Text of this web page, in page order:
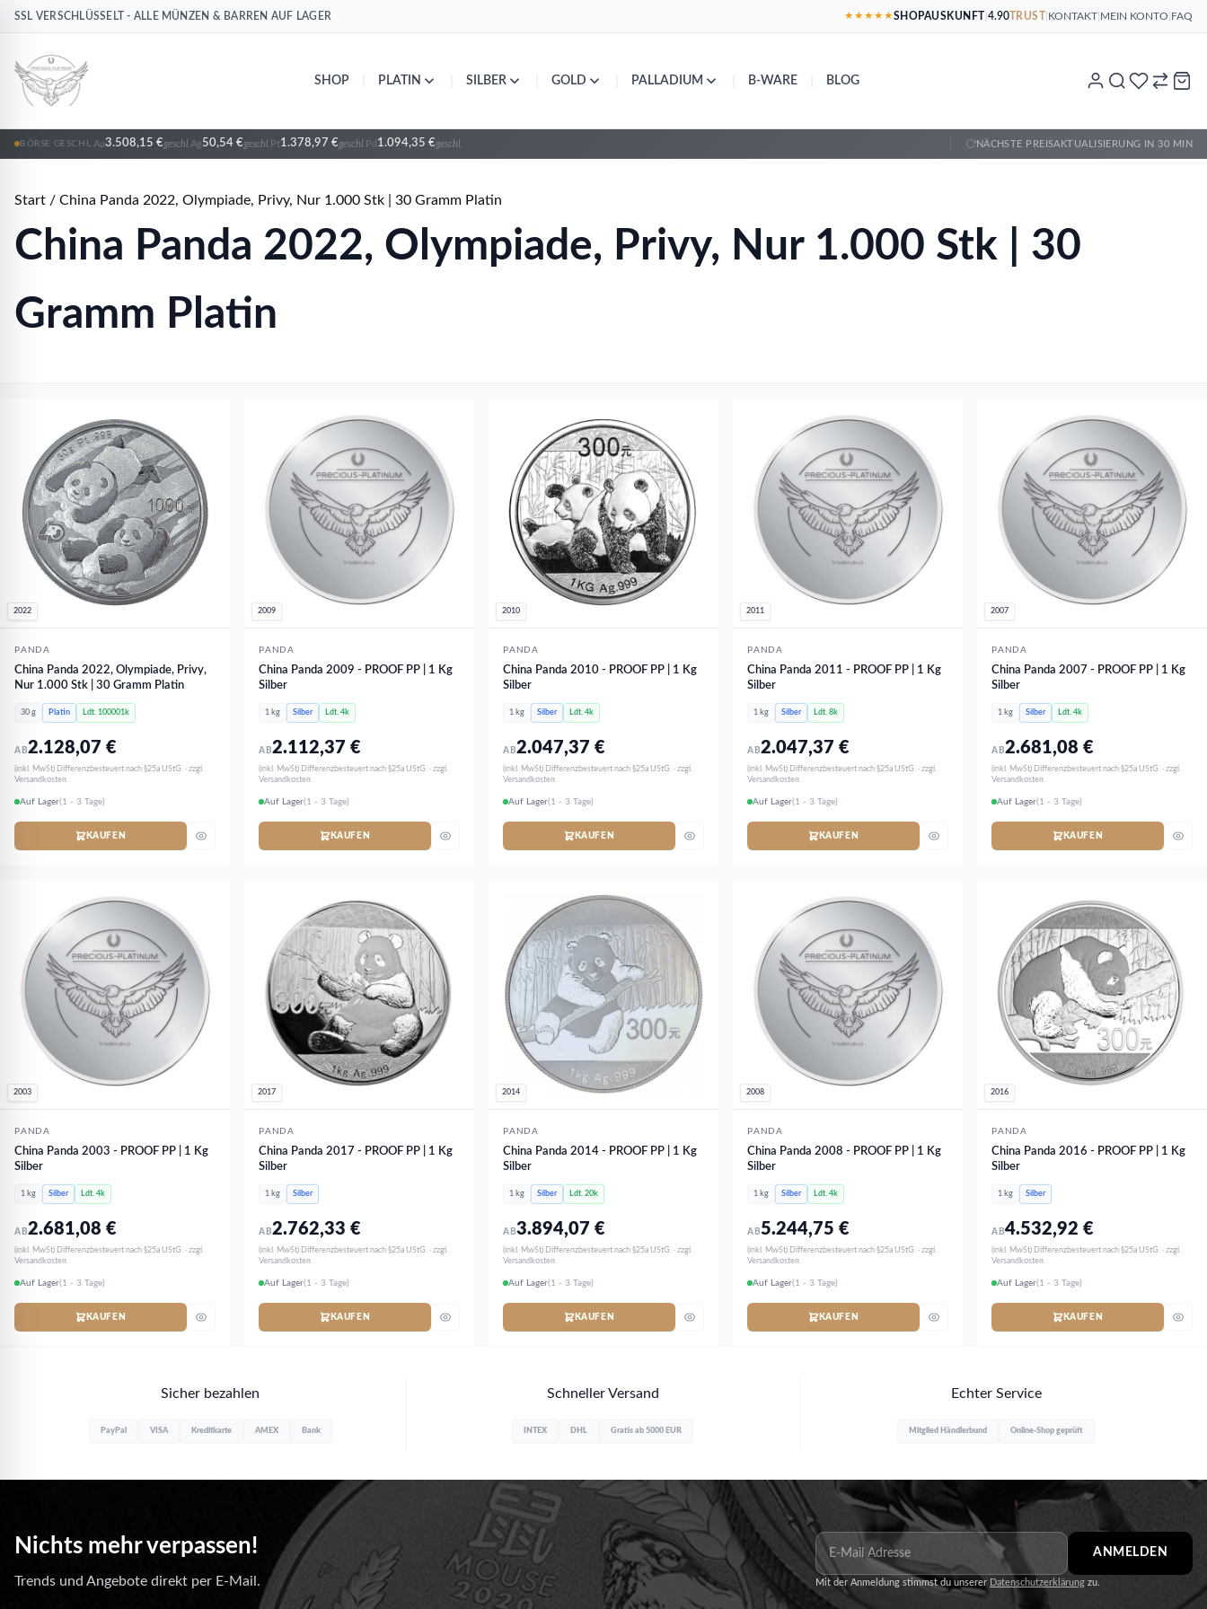
SSL VERSCHLÜSSELT - ALLE MÜNZEN & BARREN AUF LAGER ★★★★★ SHOPAUSKUNFT 4.90TRUST KONTAKT MEIN KONTO FAQ
SHOP PLATIN SILBER GOLD PALLADIUM B-WARE BLOG
BÖRSE GESCHL. Au3.508,15 €geschl. Ag50,54 €geschl. Pt1.378,97 €geschl. Pd 1.094,35 €geschl. NÄCHSTE PREISAKTUALISIERUNG IN 30 MIN
Start / China Panda 2022, Olympiade, Privy, Nur 1.000 Stk | 30 Gramm Platin
China Panda 2022, Olympiade, Privy, Nur 1.000 Stk | 30
Gramm Platin
Pt Platin
2022
PANDA
China Panda 2022, Olympiade, Privy,
Nur 1.000 Stk | 30 Gramm Platin
30 g Platin Ldt. 100001k
AB2.128,07€
(inkl. MwSt) Differenzbesteuert nach §25a UStG. · zzgl.
Versandkosten
Auf Lager(1 - 3 Tage)
KAUFEN
AgSilber
2009
PANDA
China Panda 2009 - PROOF PP | 1 Kg
Silber
1 kg Silber Ldt. 4k
AB2.112,37€
(inkl. MwSt) Differenzbesteuert nach §25a UStG. · zzgl.
Versandkosten
Auf Lager(1 - 3 Tage)
KAUFEN
AgSilber
2010
PANDA
China Panda 2010 - PROOF PP | 1 Kg
Silber
1 kg Silber Ldt. 4k
AB2.047,37€
(inkl. MwSt) Differenzbesteuert nach §25a UStG. · zzgl.
Versandkosten
Auf Lager(1 - 3 Tage)
KAUFEN
AgSilber
2011
PANDA
China Panda 2011 - PROOF PP | 1 Kg
Silber
1 kg Silber Ldt. 8k
AB2.047,37€
(inkl. MwSt) Differenzbesteuert nach §25a UStG. · zzgl.
Versandkosten
Auf Lager(1 - 3 Tage)
KAUFEN
AgSilber
2007
PANDA
China Panda 2007 - PROOF PP | 1 Kg
Silber
1 kg Silber Ldt. 4k
AB2.681,08€
(inkl. MwSt) Differenzbesteuert nach §25a UStG. · zzgl.
Versandkosten
Auf Lager(1 - 3 Tage)
KAUFEN
AgSilber
2003
PANDA
China Panda 2003 - PROOF PP | 1 Kg
Silber
1 kg Silber Ldt. 4k
AB2.681,08€
(inkl. MwSt) Differenzbesteuert nach §25a UStG. · zzgl.
Versandkosten
Auf Lager(1 - 3 Tage)
KAUFEN
AgSilber
2017
PANDA
China Panda 2017 - PROOF PP | 1 Kg
Silber
1 kg Silber
AB2.762,33€
(inkl. MwSt) Differenzbesteuert nach §25a UStG. · zzgl.
Versandkosten
Auf Lager(1 - 3 Tage)
KAUFEN
AgSilber
2014
PANDA
China Panda 2014 - PROOF PP | 1 Kg
Silber
1 kg Silber Ldt. 20k
AB3.894,07€
(inkl. MwSt) Differenzbesteuert nach §25a UStG. · zzgl.
Versandkosten
Auf Lager(1 - 3 Tage)
KAUFEN
AgSilber
2008
PANDA
China Panda 2008 - PROOF PP | 1 Kg
Silber
1 kg Silber Ldt. 4k
AB5.244,75€
(inkl. MwSt) Differenzbesteuert nach §25a UStG. · zzgl.
Versandkosten
Auf Lager(1 - 3 Tage)
KAUFEN
AgSilber
2016
PANDA
China Panda 2016 - PROOF PP | 1 Kg
Silber
1 kg Silber
AB4.532,92€
(inkl. MwSt) Differenzbesteuert nach §25a UStG. · zzgl.
Versandkosten
Auf Lager(1 - 3 Tage)
KAUFEN
Sicher bezahlen
PayPal VISA Kreditkarte AMEX Bank
Schneller Versand
INTEX DHL Gratis ab 5000 EUR
Echter Service
Mitglied Händlerbund Online-Shop geprüft
Nichts mehr verpassen!
Trends und Angebote direkt per E-Mail.
ANMELDEN
Mit der Anmeldung stimmst du unserer Datenschutzerklärung zu.